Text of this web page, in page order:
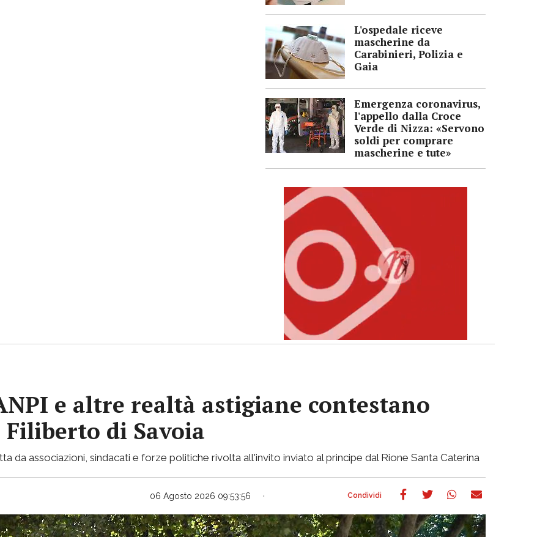
L'ospedale riceve
mascherine da
Carabinieri, Polizia e
Gaia
Emergenza coronavirus,
l'appello dalla Croce
Verde di Nizza: «Servono
soldi per comprare
mascherine e tute»
e altre realtà astigiane contestano
di Savoia
da associazioni, sindacati e forze politiche rivolta all'invito inviato al principe dal Rione Santa Caterina
06 Agosto 2026 09:53:56